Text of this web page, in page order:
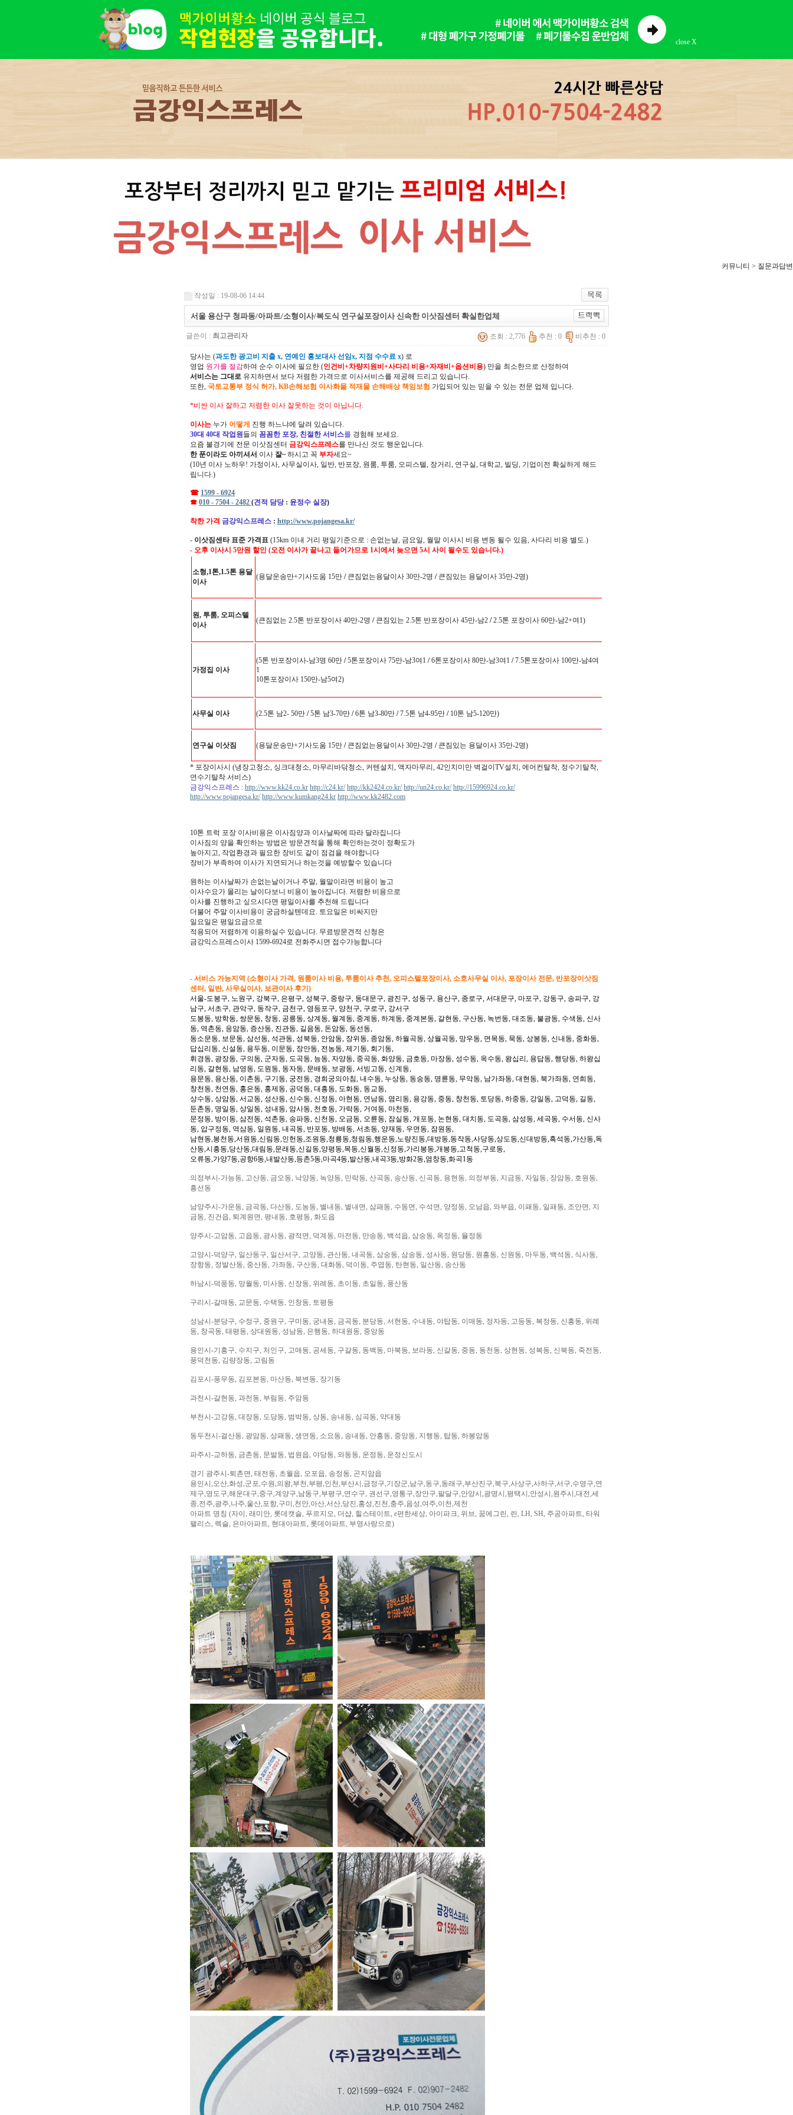
close X
커뮤니티 > 질문과답변
작성일 : 19-08-06 14:44
서울 용산구 청파동/아파트/소형이사/복도식 연구실포장이사 신속한 이삿짐센터 확실한업체
글쓴이 : 최고관리자 조회 : 2,776 추천 : 0 비추천 : 0
당사는 (과도한 광고비 지출 x, 연예인 홍보대사 선임x, 지점 수수료 x) 로
영업 원가를 절감하여 순수 이사에 필요한 (인건비+차량지원비+사다리 비용+자재비+옵션비용) 만을 최소한으로 산정하여
서비스는 그대로 유지하면서 보다 저렴한 가격으로 이사서비스를 제공해 드리고 있습니다.
또한, 국토교통부 정식 허가, KB손해보험 이사화물 적재물 손해배상 책임보험 가입되어 있는 믿을 수 있는 전문 업체 입니다.
*비싼 이사 잘하고 저렴한 이사 잘못하는 것이 아닙니다.
이사는 누가 어떻게 진행 하느냐에 달려 있습니다.
30대 40대 작업원들의 꼼꼼한 포장, 친절한 서비스를 경험해 보세요.
요즘 불경기에 전문 이삿짐센터 금강익스프레스를 만나신 것도 행운입니다.
한 푼이라도 아끼셔서 이사 잘~ 하시고 꼭 부자세요~
(10년 이사 노하우! 가정이사, 사무실이사, 일반, 반포장, 원룸, 투룸, 오피스텔, 장거리, 연구실, 대학교, 빌딩, 기업이전 확실하게 해드
립니다.)
☎ 1599 - 6924
☎ 010 - 7504 - 2482 (견적 담당 : 윤정수 실장)
착한 가격 금강익스프레스 : http://www.pojangesa.kr/
- 이삿짐센타 표준 가격표 (15km 이내 거리 평일기준으로 : 손없는날, 금요일, 월말 이사시 비용 변동 될수 있음, 사다리 비용 별도.)
- 오후 이사시 5만원 할인 (오전 이사가 끝나고 들어가므로 1시에서 늦으면 5시 사이 될수도 있습니다.)
소형,1톤,1.5톤 용달
이사
(용달운송만+기사도움 15만 /큰짐없는용달이사 30만-2명 /큰짐있는 용달이사 35만-2명)
원, 투룸, 오피스텔
이사
(큰짐없는 2.5톤 반포장이사 40만-2명 /큰짐있는 2.5톤 반포장이사 45만-남2 /2.5톤 포장이사 60만-남2+여1)
가정집 이사
(5톤 반포장이사-남3명 60만 /5톤포장이사 75만-남3여1 /6톤포장이사 80만-남3여1 /7.5톤포장이사 100만-남4여
1
10톤포장이사 150만-남5여2)
사무실 이사 (2.5톤 남2- 50만 /5톤 남3-70만 /6톤 남3-80만 /7.5톤 남4-95만 /10톤 남5-120만)
연구실 이삿짐 (용달운송만+기사도움 15만 /큰짐없는용달이사 30만-2명 /큰짐있는 용달이사 35만-2명)
* 포장이사시 (냉장고청소, 싱크대청소, 마무리바닦청소, 커텐설치, 액자마무리, 42인치미만 벽걸이TV설치, 에어컨탈착, 정수기탈착,
연수기탈착 서비스)
금강익스프레스 : http://www.kk24.co.kr http://c24.kr/ http://kk2424.co.kr/ http://un24.co.kr/ http://15996924.co.kr/
http://www.pojangesa.kr/ http://www.kumkang24.kr http://www.kk2482.com
10톤 트럭 포장 이사비용은 이사짐양과 이사날짜에 따라 달라집니다
이사짐의 양을 확인하는 방법은 방문견적을 통해 확인하는것이 정확도가
높아지고, 작업환경과 필요한 장비도 같이 점검을 해야합니다
장비가 부족하여 이사가 지연되거나 하는것을 예방할수 있습니다
원하는 이사날짜가 손없는날이거나 주말, 월말이라면 비용이 높고
이사수요가 몰리는 날이다보니 비용이 높아집니다. 저렴한 비용으로
이사를 진행하고 싶으시다면 평일이사를 추천해 드립니다
더불어 주말 이사비용이 궁금하실텐데요. 토요일은 비싸지만
일요일은 평일요금으로
적용되어 저렴하게 이용하실수 있습니다. 무료방문견적 신청은
금강익스프레스이사 1599-6924로 전화주시면 접수가능합니다
- 서비스 가능지역 (소형이사 가격, 원룸이사 비용, 투룸이사 추천, 오피스텔포장이사, 소호사무실 이사, 포장이사 전문, 반포장이삿짐
센터, 일반, 사무실이사, 보관이사 후기)
서울-도봉구, 노원구, 강북구, 은평구, 성북구, 중랑구, 동대문구, 광진구, 성동구, 용산구, 종로구, 서대문구, 마포구, 강동구, 송파구, 강
남구, 서초구, 관악구, 동작구, 금천구, 영등포구, 양천구, 구로구, 강서구
도봉동, 방학동, 쌍문동, 창동, 공릉동, 상계동, 월계동, 중계동, 하계동, 중계본동, 갈현동, 구산동, 녹번동, 대조동, 불광동, 수색동, 신사
동, 역촌동, 응암동, 증산동, 진관동, 길음동, 돈암동, 동선동,
동소문동, 보문동, 삼선동, 석관동, 성북동, 안암동, 장위동, 종암동, 하월곡동, 상월곡동, 망우동, 면목동, 묵동, 상봉동, 신내동, 중화동,
답십리동, 신설동, 용두동, 이문동, 장안동, 전농동, 제기동, 회기동,
휘경동, 광장동, 구의동, 군자동, 도곡동, 능동, 자양동, 중곡동, 화양동, 금호동, 마장동, 성수동, 옥수동, 왕십리, 용답동, 행당동, 하왕십
리동, 갈현동, 남영동, 도원동, 동자동, 문배동, 보광동, 서빙고동, 신계동,
용문동, 용산동, 이촌동, 구기동, 궁전동, 경희궁의아침, 내수동, 누상동, 동숭동, 명륜동, 무악동, 남가좌동, 대현동, 북가좌동, 연희동,
창천동, 천연동, 홍은동, 홍제동, 공덕동, 대흥동, 도화동, 동교동,
상수동, 상암동, 서교동, 성산동, 신수동, 신정동, 아현동, 연남동, 염리동, 용강동, 중동, 창천동, 토당동, 하중동, 강일동, 고덕동, 길동,
둔촌동, 명일동, 상일동, 성내동, 암사동, 천호동, 가락동, 거여동, 마천동,
문정동, 방이동, 삼전동, 석촌동, 송파동, 신천동, 오금동, 오륜동, 잠실동, 개포동, 논현동, 대치동, 도곡동, 삼성동, 세곡동, 수서동, 신사
동, 압구정동, 역삼동, 일원동, 내곡동, 반포동, 방배동, 서초동, 양재동, 우면동, 잠원동,
남현동,봉천동,서원동,신림동,인헌동,조원동,청룡동,청림동,행운동,노량진동,대방동,동작동,사당동,상도동,신대방동,흑석동,가산동,독
산동,시흥동,당산동,대림동,문래동,신길동,양평동,목동,신월동,신정동,가리봉동,개봉동,고척동,구로동,
오류동,가양7동,공항6동,내발산동,등촌5동,마곡4동,발산동,내곡3동,방화2동,염창동,화곡1동
의정부시-가능동, 고산동, 금오동, 낙양동, 녹양동, 민락동, 산곡동, 송산동, 신곡동, 용현동, 의정부동, 지금동, 자일동, 장암동, 호원동,
흥선동
남양주시-가운동, 금곡동, 다산동, 도농동, 별내동, 별내면, 삼패동, 수동면, 수석면, 양정동, 오남읍, 와부읍, 이패동, 일패동, 조안면, 지
금동, 진건읍, 퇴계원면, 평내동, 호평동, 화도읍
양주시-고암동, 고읍동, 광사동, 광적면, 덕계동, 마전동, 만송동, 백석읍, 삼숭동, 옥정동, 율정동
고양시-덕양구, 일산동구, 일산서구, 고양동, 관산동, 내곡동, 삼숭동, 삼송동, 성사동, 원당동, 원흥동, 신원동, 마두동, 백석동, 식사동,
장항동, 정발산동, 중산동, 가좌동, 구산동, 대화동, 덕이동, 주엽동, 탄현동, 일산동, 송산동
하남시-덕풍동, 망월동, 미사동, 신장동, 위례동, 초이동, 초일동, 풍산동
구리시-갈매동, 교문동, 수택동, 인창동, 토평동
성남시-분당구, 수정구, 중원구, 구미동, 궁내동, 금곡동, 분당동, 서현동, 수내동, 야탑동, 이매동, 정자동, 고등동, 복정동, 신흥동, 위례
동, 창곡동, 태평동, 상대원동, 성남동, 은행동, 하대원동, 중앙동
용인시-기흥구, 수지구, 처인구, 고매동, 공세동, 구갈동, 동백동, 마북동, 보라동, 신갈동, 중동, 동천동, 상현동, 성복동, 신북동, 죽전동,
풍덕천동, 김량장동, 고림동
김포시-풍무동, 김포본동, 마산동, 북변동, 장기동
과천시-갈현동, 과천동, 부림동, 주암동
부천시-고강동, 대장동, 도당동, 범박동, 상동, 송내동, 심곡동, 약대동
동두천시-걸산동, 광암동, 상패동, 생연동, 소요동, 송내동, 안흥동, 중앙동, 지행동, 탑동, 하봉암동
파주시-교하동, 금촌동, 문발동, 법원읍, 야당동, 와동동, 운정동, 운정신도시
경기 광주시-퇴촌면, 태전동, 초월읍, 오포읍, 송정동, 곤지암읍
용인시,오산,화성,군포,수원,의왕,부천,부평,인천,부산시,금정구,기장군,남구,동구,동래구,부산진구,북구,사상구,사하구,서구,수영구,연
제구,영도구,해운대구,중구,계양구,남동구,부평구,연수구, 권선구,영통구,장안구,팔달구,안양시,광명시,평택시,안성시,원주시,대전,세
종,전주,광주,나주,울산,포항,구미,천안,아산,서산,당진,홍성,진천,충주,음성,여주,이천,제천
아파트 명칭 (자이, 래미안, 롯데캣슬, 푸르지오, 더샵, 힐스테이트, e편한세상, 아이파크, 위브, 꿈에그린, 린, LH, SH, 주공아파트, 타워
팰리스, 렉슬, 은마아파트, 현대아파트, 롯데아파트, 부영사랑으로)